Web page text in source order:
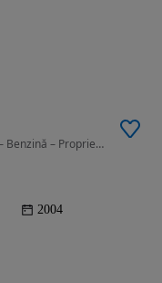
1598 cm3 • 105 CP • Volkswagen Golf 4, 1.6 – Benzină – Proprietar unic – Stare foarte bună
2004